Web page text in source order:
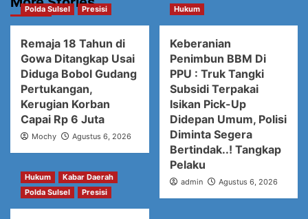
Polda Sulsel Presisi
Remaja 18 Tahun di
Gowa Ditangkap Usai
Diduga Bobol Gudang
Pertukangan,
Kerugian Korban
Capai Rp 6 Juta
Mochy Agustus 6, 2026
Hukum
Keberanian
Penimbun BBM Di
PPU : Truk Tangki
Subsidi Terpakai
Isikan Pick-Up
Didepan Umum, Polisi
Diminta Segera
Bertindak..! Tangkap
Pelaku
admin Agustus 6, 2026
Hukum
Kabar Daerah
Polda Sulsel
Presisi